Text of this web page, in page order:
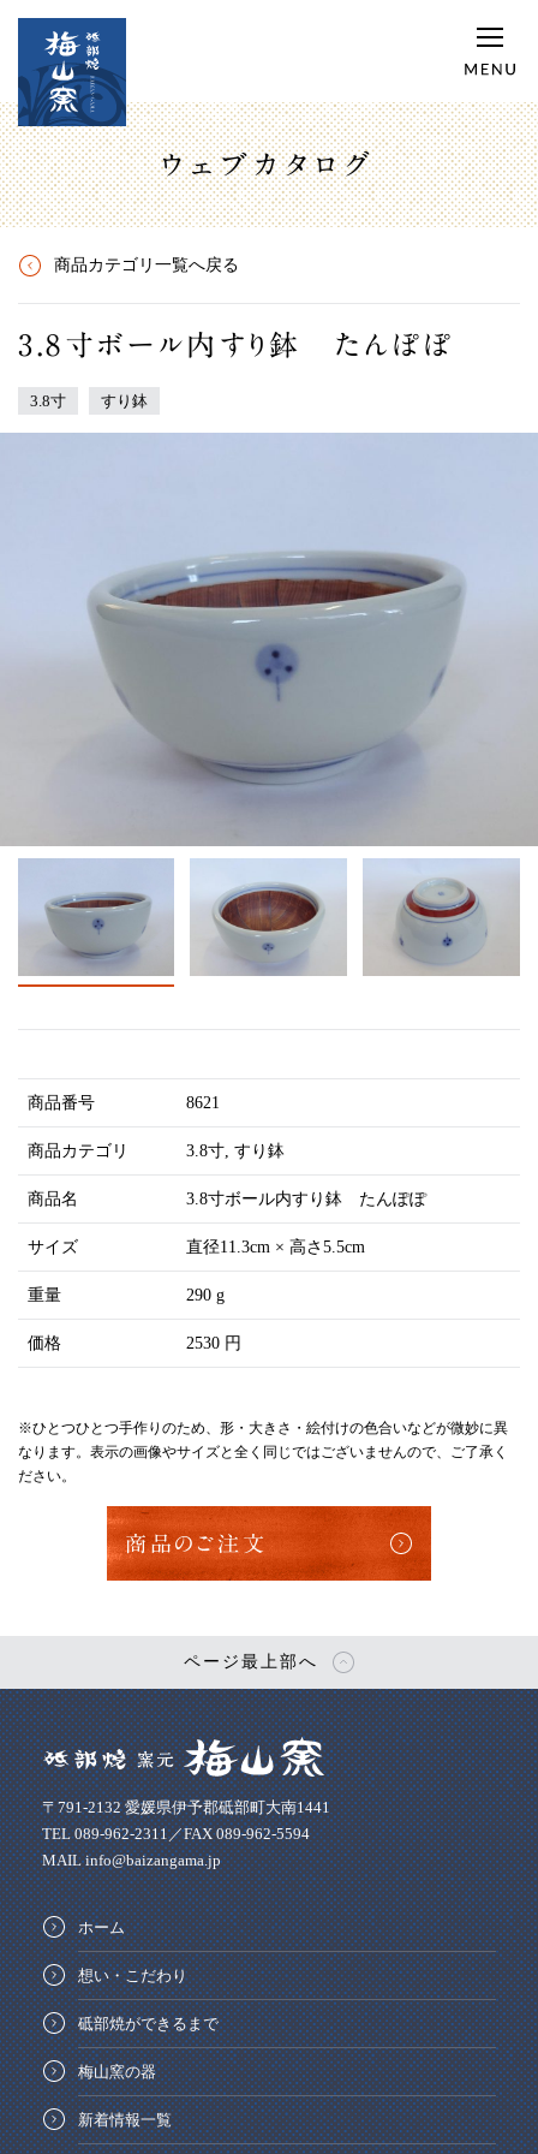
ウェブカタログ
商品カテゴリ一覧へ戻る
3.8寸ボール内すり鉢 たんぽぽ
3.8寸 すり鉢
商品番号 8621
商品カテゴリ 3.8寸 すり鉢
商品名 3.8寸ボール内すり鉢 たんぽぽ
サイズ 直径11.3cm × 高さ5.5cm
重量 290 g
価格 2530 円
※ひとつひとつ手作りのため、形・大きさ・絵付けの色合いなどが微妙に異
なります。表示の画像やサイズと全く同じではございませんので、ご了承く
ださい。
商品のご注文
ページ最上部へ
〒791-2132 愛媛県伊予郡砥部町大南1441
TEL 089-962-2311／FAX 089-962-5594
MAIL info@baizangama.jp
ホーム
想い・こだわり
砥部焼ができるまで
梅山窯の器
新着情報一覧